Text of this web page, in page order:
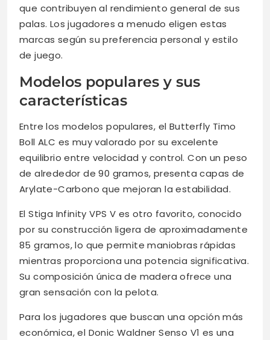
que contribuyen al rendimiento general de sus
palas. Los jugadores a menudo eligen estas
marcas según su preferencia personal y estilo
de juego.
Modelos populares y sus
características
Entre los modelos populares, el Butterfly Timo
Boll ALC es muy valorado por su excelente
equilibrio entre velocidad y control. Con un peso
de alrededor de 90 gramos, presenta capas de
Arylate-Carbono que mejoran la estabilidad.
El Stiga Infinity VPS V es otro favorito, conocido
por su construcción ligera de aproximadamente
85 gramos, lo que permite maniobras rápidas
mientras proporciona una potencia significativa.
Su composición única de madera ofrece una
gran sensación con la pelota.
Para los jugadores que buscan una opción más
económica, el Donic Waldner Senso V1 es una